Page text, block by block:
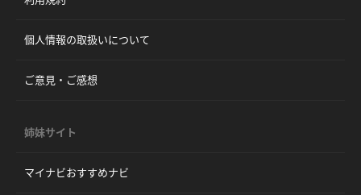
個人情報の取扱いについて
ご意見・ご感想
姉妹サイト
マイナビおすすめナビ